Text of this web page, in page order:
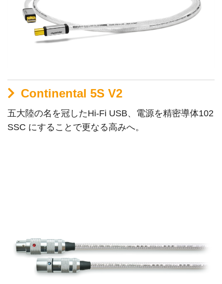
Continental 5S V2
五大陸の名を冠したHi-Fi USB、電源を精密導体102
SSC にすることで更なる高みへ。